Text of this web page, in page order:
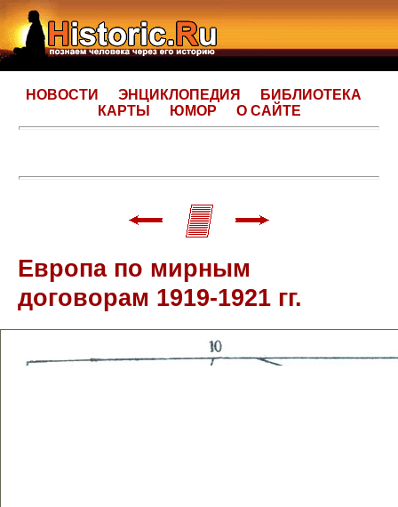
НОВОСТИ ЭНЦИКЛОПЕДИЯ
БИБЛИОТЕКА
КАРТЫ
ЮМОР О САЙТЕ
Европа по мирным
договорам 1919-1921 гг.